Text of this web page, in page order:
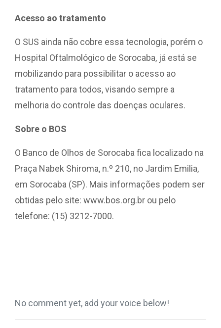
Acesso ao tratamento
O SUS ainda não cobre essa tecnologia, porém o
Hospital Oftalmológico de Sorocaba, já está se
mobilizando para possibilitar o acesso ao
tratamento para todos, visando sempre a
melhoria do controle das doenças oculares.
Sobre o BOS
O Banco de Olhos de Sorocaba fica localizado na
Praça Nabek Shiroma, n.º 210, no Jardim Emilia,
em Sorocaba (SP). Mais informações podem ser
obtidas pelo site: www.bos.org.br ou pelo
telefone: (15) 3212-7000.
No comment yet, add your voice below!